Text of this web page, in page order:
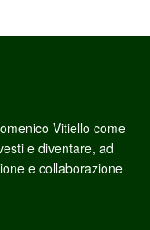
Vitiello come
e diventare, ad
e collaborazione